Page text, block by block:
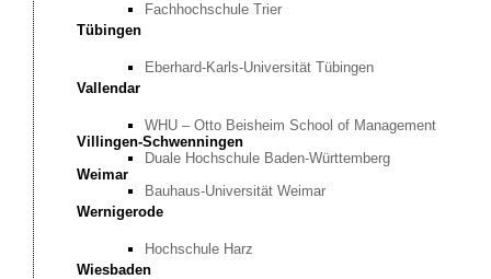
Fachhochschule Trier
Tübingen
Eberhard-Karls-Universität Tübingen
Vallendar
WHU – Otto Beisheim School of Management
Villingen-Schwenningen
Duale Hochschule Baden-Württemberg
Weimar
Bauhaus-Universität Weimar
Wernigerode
Hochschule Harz
Wiesbaden